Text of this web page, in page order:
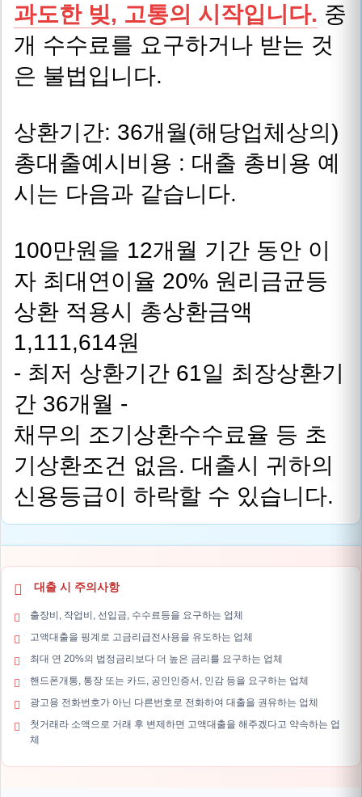
과도한 빚, 고통의 시작입니다. 중
개 수수료를 요구하거나 받는 것
은 불법입니다.
상환기간: 36개월(해당업체상의)
총대출예시비용 : 대출 총비용 예
시는 다음과 같습니다.
100만원을 12개월 기간 동안 이
자 최대연이율 20% 원리금균등
상환 적용시 총상환금액
1,111,614원
- 최저 상환기간 61일 최장상환기
간 36개월 -
채무의 조기상환수수료율 등 초
기상환조건 없음. 대출시 귀하의
신용등급이 하락할 수 있습니다.
대출 시 주의사항
출장비, 작업비, 선입금, 수수료등을 요구하는 업체
고액대출을 핑계로 고금리급전사용을 유도하는 업체
최대 연 20%의 법정금리보다 더 높은 금리를 요구하는 업체
핸드폰개통, 통장 또는 카드, 공인인증서, 인감 등을 요구하는 업체
광고용 전화번호가 아닌 다른번호로 전화하여 대출을 권유하는 업체
첫거래라 소액으로 거래 후 변제하면 고액대출을 해주겠다고 약속하는 업
체